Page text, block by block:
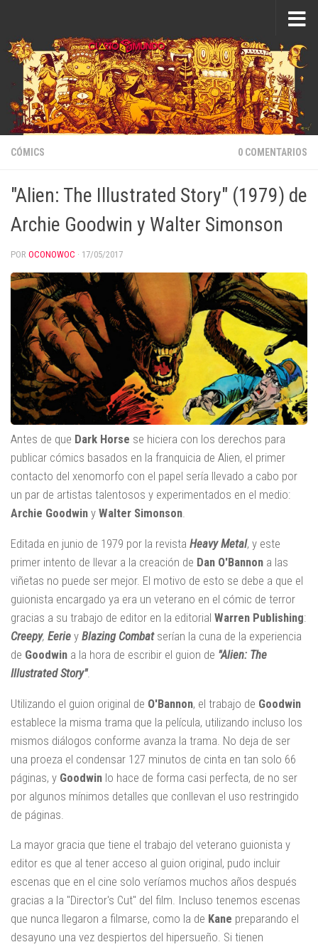
CÓMICS 0 COMENTARIOS
"Alien: The Illustrated Story" (1979) de
Archie Goodwin y Walter Simonson
POR OCONOWOC · 17/05/2017
Antes de que Dark Horse se hiciera con los derechos para
publicar cómics basados en la franquicia de Alien, el primer
contacto del xenomorfo con el papel sería llevado a cabo por
un par de artistas talentosos y experimentados en el medio:
Archie Goodwin y Walter Simonson.
Editada en junio de 1979 por la revista Heavy Metal, y este
primer intento de llevar a la creación de Dan O'Bannon a las
viñetas no puede ser mejor. El motivo de esto se debe a que el
guionista encargado ya era un veterano en el cómic de terror
gracias a su trabajo de editor en la editorial Warren Publishing:
Creepy, Eerie y Blazing Combatserían la cuna de la experiencia
de Goodwin a la hora de escribir el guion de "Alien: The
Illustrated Story".
Utilizando el guion original de O'Bannon, el trabajo de Goodwin
establece la misma trama que la película, utilizando incluso los
mismos diálogos conforme avanza la trama. No deja de ser
una proeza el condensar 127 minutos de cinta en tan solo 66
páginas, y Goodwin lo hace de forma casi perfecta, de no ser
por algunos mínimos detalles que conllevan el uso restringido
de páginas.
La mayor gracia que tiene el trabajo del veterano guionista y
editor es que al tener acceso al guion original, pudo incluir
escenas que en el cine solo veríamos muchos años después
gracias a la "Director's Cut" del film. Incluso tenemos escenas
que nunca llegaron a filmarse, como la de Kane preparando el
desayuno una vez despiertos del hipersueño. Si tienen